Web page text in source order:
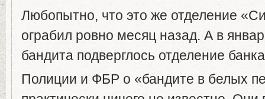
Любопытно, что это же отделение
ограбил ровно месяц назад. А в
бандита подверглось отделение
Полиции и ФБР о «бандите в белых